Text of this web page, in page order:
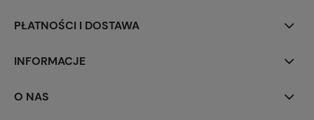
PŁATNOŚCI I DOSTAWA
INFORMACJE
O NAS